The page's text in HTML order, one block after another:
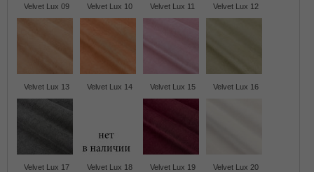
Velvet Lux 09 Velvet Lux 10 Velvet Lux 11 Velvet Lux 12
Velvet Lux 13 Velvet Lux 14 Velvet Lux 15 Velvet Lux 16
Velvet Lux 17 Velvet Lux 18 Velvet Lux 19 Velvet Lux 20